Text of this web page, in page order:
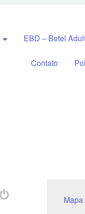
EBD – Betel
Contato